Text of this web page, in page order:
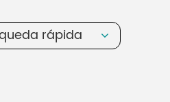
rápida